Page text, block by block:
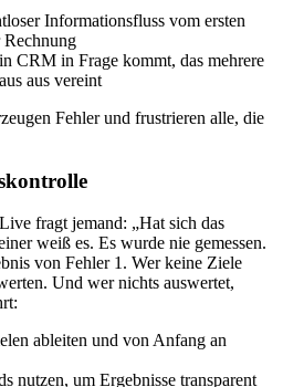
Informationsfluss vom ersten
CRM in Frage kommt, das mehrere
aus vereint
Fehler und frustrieren alle, die
fragt jemand: „Hat sich das
weiß es. Es wurde nie gemessen.
von Fehler 1. Wer keine Ziele
Und wer nichts auswertet,
ableiten und von Anfang an
nutzen, um Ergebnisse transparent